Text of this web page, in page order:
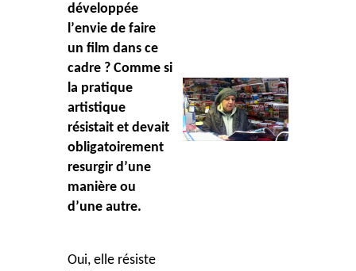
développée
l’envie de faire
un film dans ce
cadre ? Comme si
la pratique
artistique
résistait et devait
obligatoirement
resurgir d’une
manière ou
d’une autre.
Oui, elle résiste